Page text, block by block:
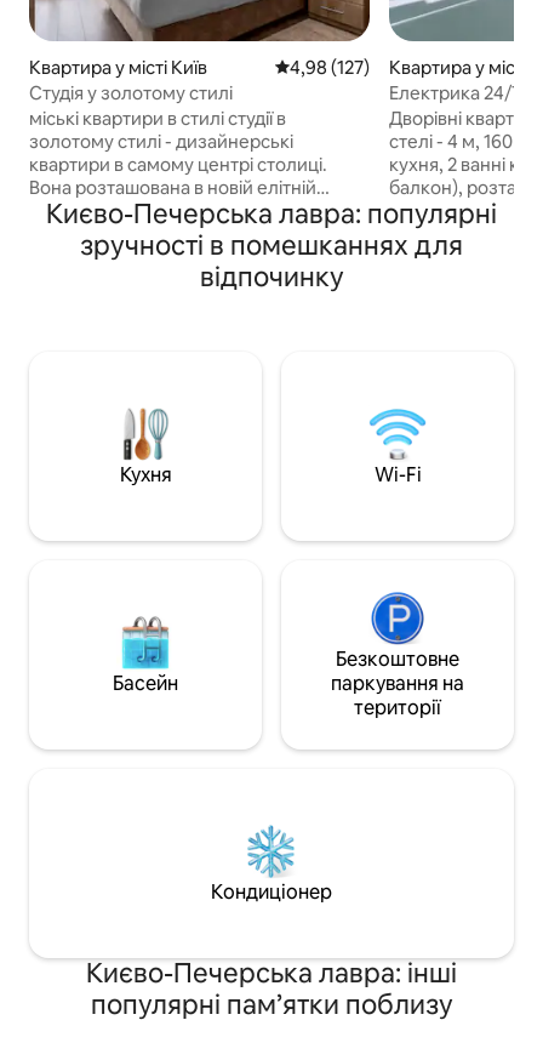
Квартира у місті Київ Середня оцінка: 4,98 з 5,
4,98 (127)
Студія у золотому стилі
міські квартири в стилі студії в
золотому стилі - дизайнерські
квартири в самому центрі столиці.
Вона розташована в новій елітній
будівлі в Печерську, в 5 хвилинах
ходьби від метро і в 15 хвилинах
ходьби від залізничного вокзалу.
Головні ділові та туристичні місця міста,
ортопедичним матрацом, ковдрами,
гіпоалергенними подушками. У цій
квартирі ви матимете білосніжну
білизну, гарні рушники та фірмові
повністю обладнана кухня з
Також є функціональна шафа з
сейфом, робоче місце з телевізором
душ, водонагрівач і фен. Виходячи з
ви побачите чудовий панорамний
Квартира у місті
Електрика 24/7:
квартира з
Дворівні
стелі - 4 м, 160
кухня, 2 ванні
балкон),
ходьби від міста
Бессарабського
вулиці Крещатик.
кімната + кухня),
підлоги. Охоронна зона - вікна з видом
на задній двір і
внутрішніх справ.
Києво-Печерська лавра: популярні
зручності в помешканнях для
відпочинку
Кухня Wi-Fi
Басейн
Безкоштовне
паркування на
території
Кондиціонер
Києво-Печерська лавра: інші
популярні пам’ятки поблизу